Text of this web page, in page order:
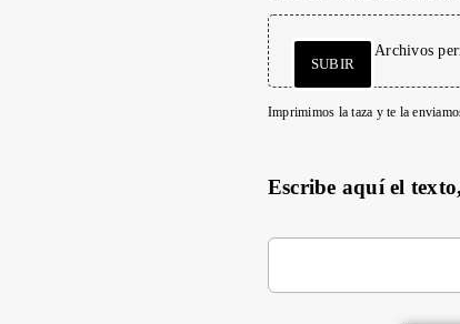
Archivos
SUBIR
Imprimimos la taza y te la
Escribe aquí el